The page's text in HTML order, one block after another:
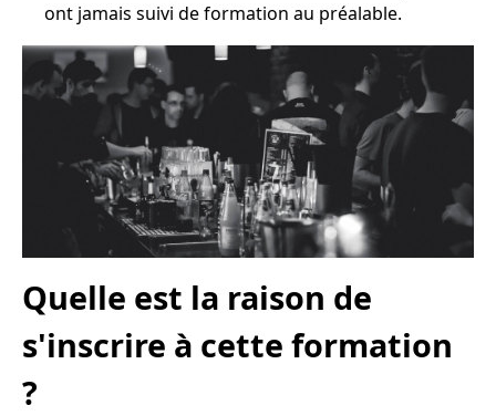
ont jamais suivi de formation au préalable.
Quelle est la raison de
s'inscrire à cette formation
?